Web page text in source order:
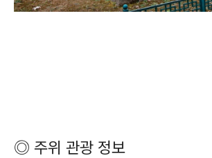
◎ 주위 관광 정보